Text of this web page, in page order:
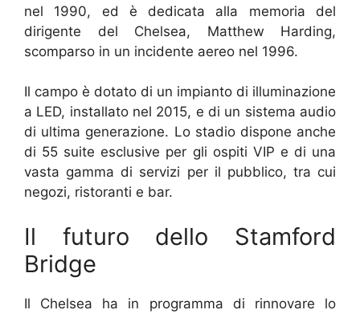
nel 1990, ed è dedicata alla memoria del
dirigente del Chelsea, Matthew Harding,
scomparso in un incidente aereo nel 1996.
Il campo è dotato di un impianto di illuminazione
a LED, installato nel 2015, e di un sistema audio
di ultima generazione. Lo stadio dispone anche
di 55 suite esclusive per gli ospiti VIP e di una
vasta gamma di servizi per il pubblico, tra cui
negozi, ristoranti e bar.
Il futuro dello Stamford
Bridge
Il Chelsea ha in programma di rinnovare lo